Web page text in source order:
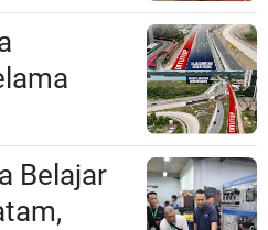
Belajar